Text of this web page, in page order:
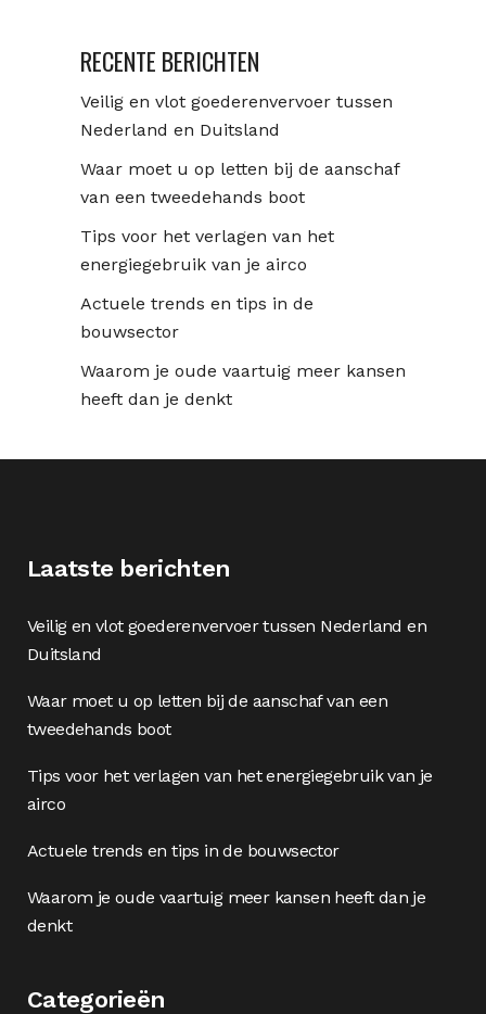
RECENTE BERICHTEN
Veilig en vlot goederenvervoer tussen
Nederland en Duitsland
Waar moet u op letten bij de aanschaf
van een tweedehands boot
Tips voor het verlagen van het
energiegebruik van je airco
Actuele trends en tips in de
bouwsector
Waarom je oude vaartuig meer kansen
heeft dan je denkt
Laatste berichten
Veilig en vlot goederenvervoer tussen Nederland en
Duitsland
Waar moet u op letten bij de aanschaf van een
tweedehands boot
Tips voor het verlagen van het energiegebruik van je
airco
Actuele trends en tips in de bouwsector
Waarom je oude vaartuig meer kansen heeft dan je
denkt
Categorieën